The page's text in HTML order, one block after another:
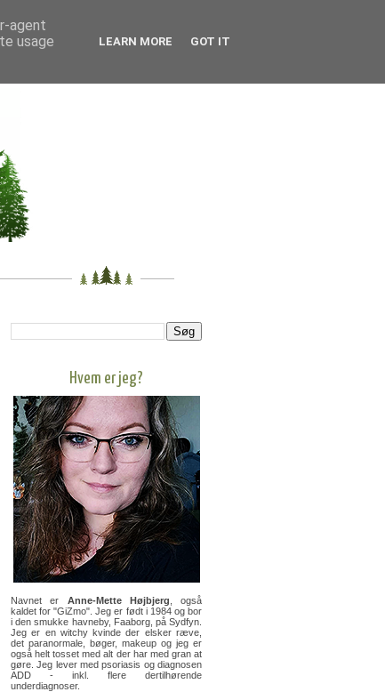
Hvem er jeg?
Navnet er Anne-Mette Højbjerg , også
kaldet for "GiZmo". Jeg er født i 1984 og bor
i den smukke havneby, Faaborg, på Sydfyn.
Jeg er en witchy kvinde der elsker ræve,
det paranormale, bøger, makeup og jeg er
også helt tosset med alt der har med gran at
gøre. Jeg lever med psoriasis og diagnosen
ADD - inkl. flere dertilhørende
underdiagnoser.
agent
usage
LEARN MORE GOT IT